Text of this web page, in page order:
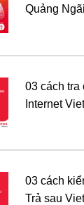
Quảng
03 cách
Internet
03 cách
Trả sau